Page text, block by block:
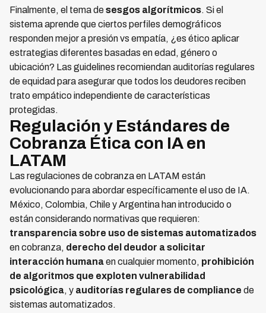
Finalmente, el tema desesgos algorítmicos. Si el
sistema aprende que ciertos perfiles demográficos
responden mejor a presión vs empatía, ¿es ético aplicar
estrategias diferentes basadas en edad, género o
ubicación? Las guidelines recomiendan auditorías regulares
de equidad para asegurar que todos los deudores reciben
trato empático independiente de características
protegidas.
Regulación y Estándares de
Cobranza Ética con IA en
LATAM
Las regulaciones de cobranza en LATAM están
evolucionando para abordar específicamente el uso de IA.
México, Colombia, Chile y Argentina han introducido o
están considerando normativas que requieren:
transparencia sobre uso de sistemas automatizados
en cobranza, derecho del deudor a solicitar
interacción humanaen cualquier momento, prohibición
de algoritmos que exploten vulnerabilidad
psicológica, y auditorías regulares de compliance de
sistemas automatizados.